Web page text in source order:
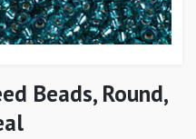
Beads, Round,